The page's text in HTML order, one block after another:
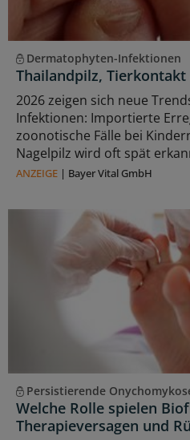
Dermatophyten-Infektionen
Thailandpilz, Tierkontakt
2026 zeigen sich neue
Infektionen: Importierte
zoonotische Fälle bei
Nagelpilz wird oft spät
ANZEIGE | Bayer Vital GmbH
Persistierende
Welche Rolle spielen
Therapieversagen und